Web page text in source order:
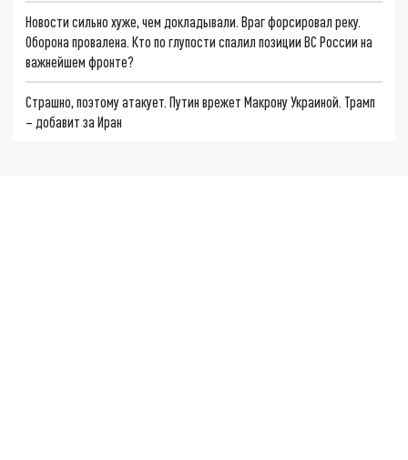
Новости сильно хуже, чем докладывали. Враг форсировал реку.
Оборона провалена. Кто по глупости спалил позиции ВС России на
важнейшем фронте?
Страшно, поэтому атакует. Путин врежет Макрону Украиной. Трамп
– добавит за Иран